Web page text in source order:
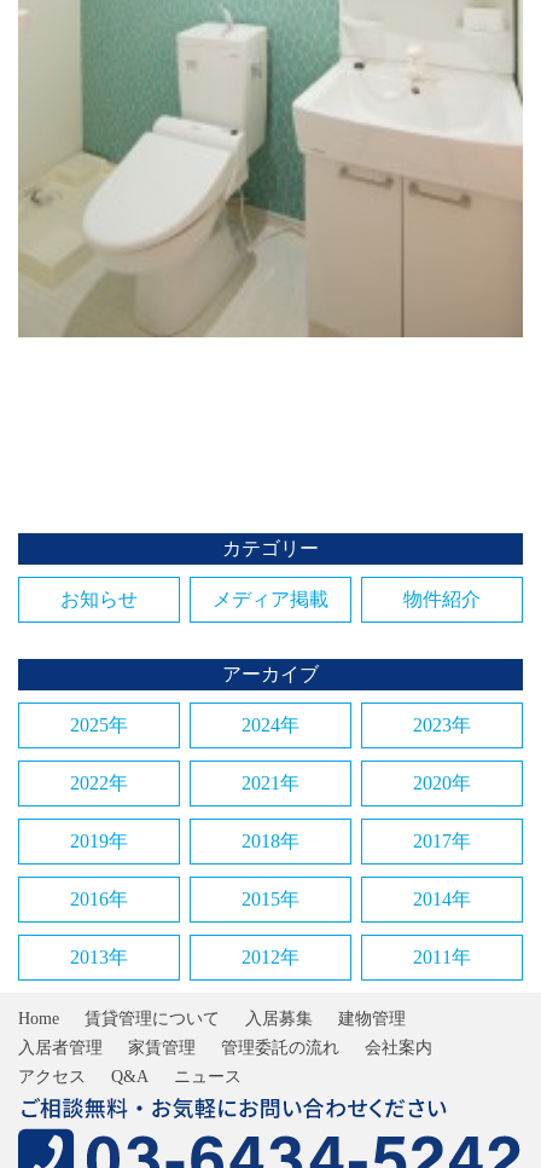
カテゴリー
お知らせ メディア掲載 物件紹介
アーカイブ
2025年 2024年 2023年
2022年 2021年 2020年
2019年 2018年 2017年
2016年 2015年 2014年
2013年 2012年 2011年
Home 賃貸管理について 入居募集
建物管理
入居者管理
家賃管理 管理委託の流れ
会社案内
アクセス
Q&A ニュース